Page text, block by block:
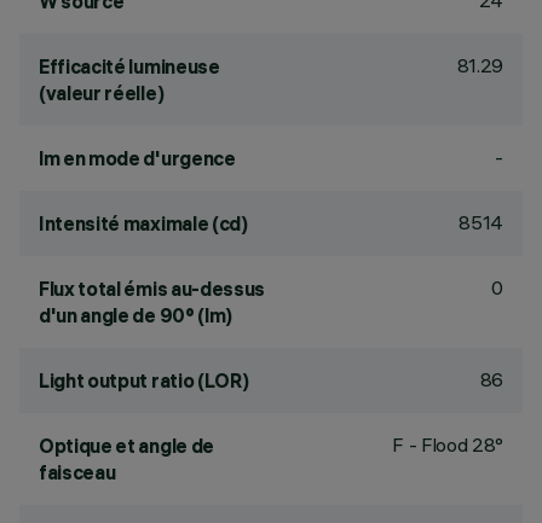
Efficacité lumineuse
(valeur réelle)
81.29
lm en mode d'urgence -
Intensité maximale (cd) 8514
Flux total émis au-dessus
d'un angle de 90° (lm)
0
Light output ratio (LOR) 86
Optique et angle de
faisceau
F - Flood 28°